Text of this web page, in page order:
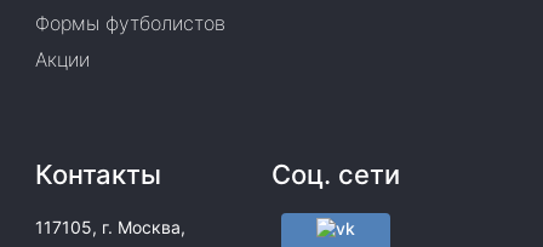
Формы футболистов
Акции
Контакты
117105, г. Москва,
Соц. сети